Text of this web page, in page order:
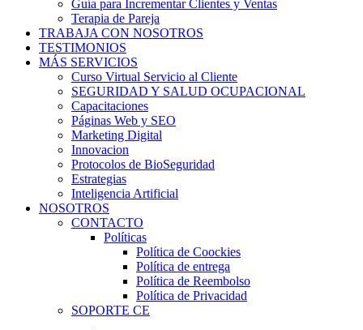
Guía para Incrementar Clientes y Ventas
Terapia de Pareja
TRABAJA CON NOSOTROS
TESTIMONIOS
MÁS SERVICIOS
Curso Virtual Servicio al Cliente
SEGURIDAD Y SALUD OCUPACIONAL
Capacitaciones
Páginas Web y SEO
Marketing Digital
Innovacion
Protocolos de BioSeguridad
Estrategias
Inteligencia Artificial
NOSOTROS
CONTACTO
Políticas
Política de Coockies
Política de entrega
Política de Reembolso
Política de Privacidad
SOPORTE CE